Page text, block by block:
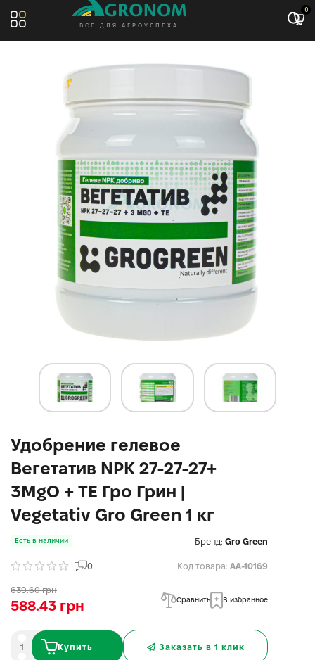
ВСЕ ДЛЯ АГРОУСПЕХА
0
Удобрение гелевое
Вегетатив NPK 27-27-27+
3MgO + TE Гро Грин |
Vegetativ Gro Green 1 кг
Есть в наличии Бренд: Gro Green
0 Код товара: AA-10169
639.60 грн
588.43 грн Сравнить В избранное
Купить Заказать в 1 клик